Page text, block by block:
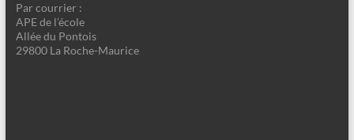
Par courrier :
APE de l’école
Allée du Pontois
29800 La Roche-Maurice